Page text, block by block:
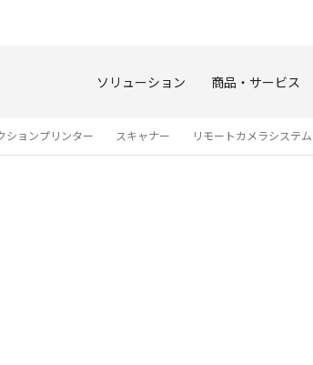
ソリューション 商品・サービス
ションプリンター スキャナー リモートカメラシステム